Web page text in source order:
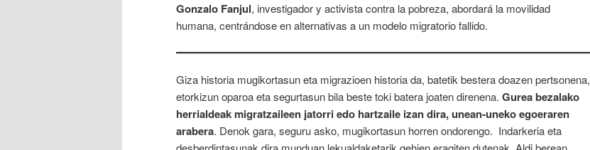
Gonzalo Fanjul, investigador y activista contra la pobreza, abordará la movilidad
humana, centrándose en alternativas a un modelo migratorio fallido.
Giza historia mugikortasun eta migrazioen historia da, batetik bestera doazen pertsonena,
etorkizun oparoa eta segurtasun bila beste toki batera joaten direnena. Gurea bezalako
herrialdeak migratzaileen jatorri edo hartzaile izan dira, unean-uneko egoeraren
arabera. Denok gara, seguru asko, mugikortasun horren ondorengo. Indarkeria eta